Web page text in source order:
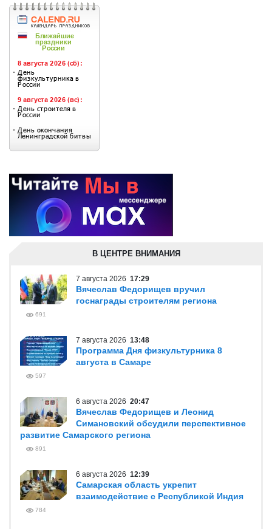
В ЦЕНТРЕ ВНИМАНИЯ
7 августа 2026 17:29
Вячеслав Федорищев вручил
госнаграды строителям региона
691
7 августа 2026 13:48
Программа Дня физкультурника 8
августа в Самаре
597
6 августа 2026 20:47
Вячеслав Федорищев и Леонид
Симановский обсудили перспективное
развитие Самарского региона
891
6 августа 2026 12:39
Самарская область укрепит
взаимодействие с Республикой Индия
784